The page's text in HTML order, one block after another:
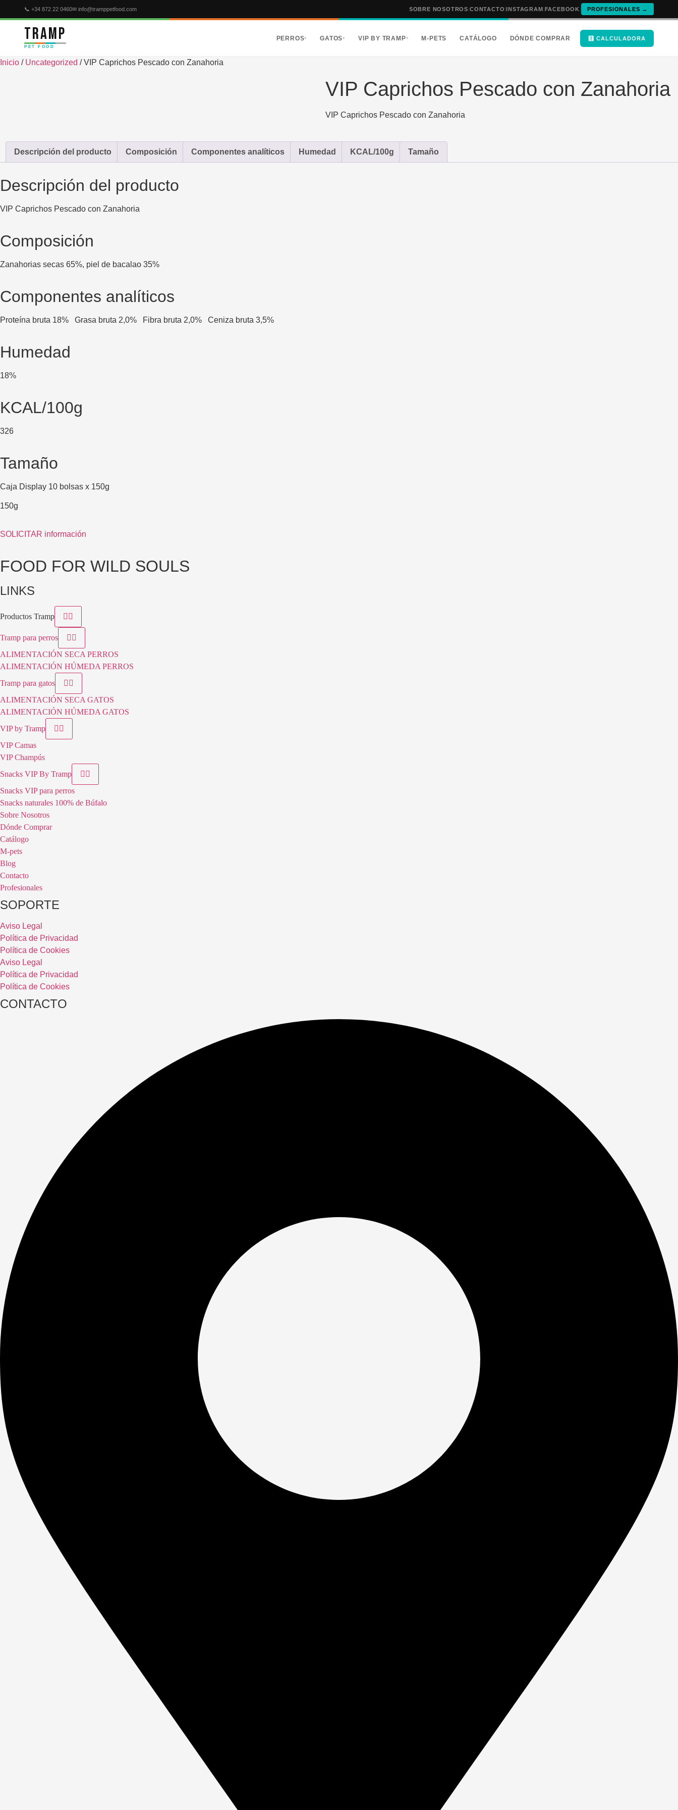
al
contenido
📞 +34 872 22 0460✉ info@tramppetfood.com SOBRE NOSOTROS|CONTACTO|INSTAGRAM|FACEBOOK | PROFESIONALES →
TRAMP
PET FOOD
PERROS▾ GATOS▾ VIP BY TRAMP▾ M-PETS CATÁLOGO DÓNDE COMPRAR 🧮 CALCULADORA
Inicio / Uncategorized / VIP Caprichos Pescado con Zanahoria
VIP Caprichos Pescado con Zanahoria
VIP Caprichos Pescado con Zanahoria
Descripción del producto Composición Componentes analíticos Humedad KCAL/100g Tamaño
Descripción del producto
VIP Caprichos Pescado con Zanahoria
Composición
Zanahorias secas 65%, piel de bacalao 35%
Componentes analíticos
Proteína bruta 18% Grasa bruta 2,0% Fibra bruta 2,0% Ceniza bruta 3,5%
Humedad
18%
KCAL/100g
326
Tamaño
Caja Display 10 bolsas x 150g
150g
SOLICITAR información
FOOD FOR WILD SOULS
LINKS
Productos Tramp
Tramp para perros
ALIMENTACIÓN SECA PERROS
ALIMENTACIÓN HÚMEDA PERROS
Tramp para gatos
ALIMENTACIÓN SECA GATOS
ALIMENTACIÓN HÚMEDA GATOS
VIP by Tramp
VIP Camas
VIP Champús
Snacks VIP By Tramp
Snacks VIP para perros
Snacks naturales 100% de Búfalo
Sobre Nosotros
Dónde Comprar
Catálogo
M-pets
Blog
Contacto
Profesionales
SOPORTE
Aviso Legal
Política de Privacidad
Política de Cookies
Aviso Legal
Política de Privacidad
Política de Cookies
CONTACTO